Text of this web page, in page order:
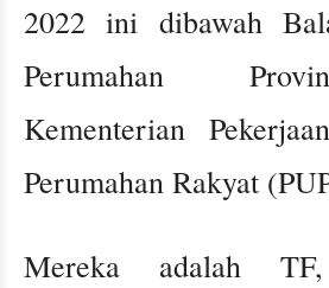
2022 ini dibawah
Perumahan
Kementerian
Perumahan Rakyat
Mereka adalah TF,